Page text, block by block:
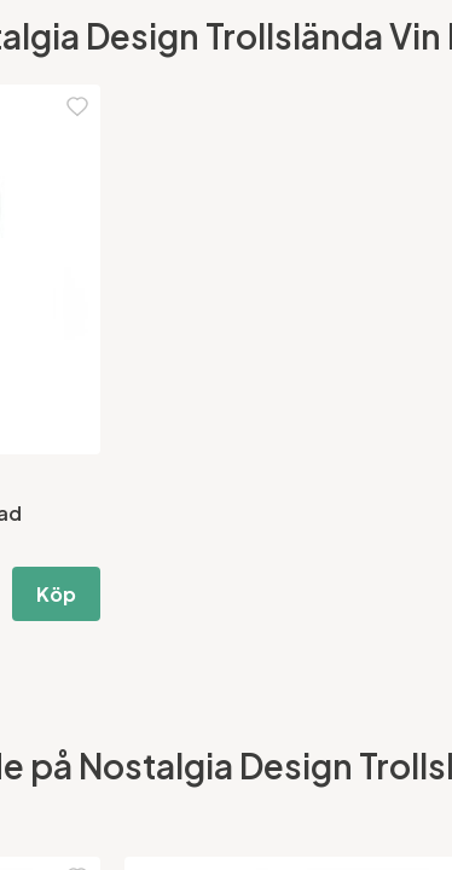
Design Trollslända
Köp
på Nostalgia Design